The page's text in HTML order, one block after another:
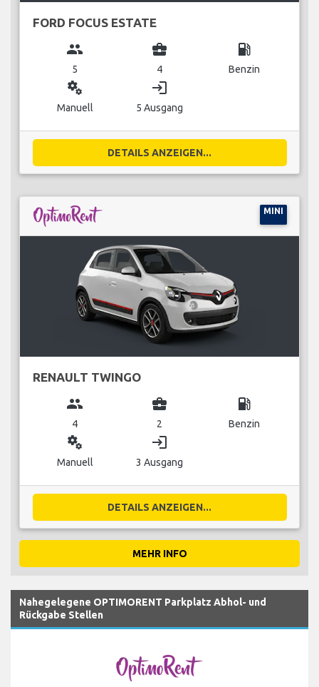
FORD FOCUS ESTATE
group
5
business_center
4
local_gas_station
Benzin
miscellaneous_services
Manuell
login
5 Ausgang
DETAILS ANZEIGEN...
MINI
RENAULT TWINGO
group
4
business_center
2
local_gas_station
Benzin
miscellaneous_services
Manuell
login
3 Ausgang
DETAILS ANZEIGEN...
MEHR INFO
Nahegelegene OPTIMORENT Parkplatz Abhol- und
Rückgabe Stellen